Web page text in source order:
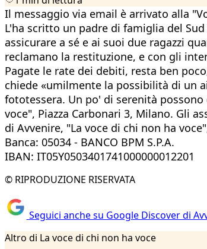
Il messaggio via email è arrivato alla
L'ha scritto un padre di famiglia del
assicurare a sé e ai suoi due ragazzi
reclamano la restituzione, e con gli
Pagate le rate dei debiti, resta ben
chiede «umilmente la possibilità di un
fototessera. Un po' di serenità
voce", Piazza Carbonari 3, Milano. Gli
di Avvenire, "La voce di chi non ha
Banca: 05034 - BANCO BPM S.P.A.
IBAN: IT05Y0503401741000000012201
© RIPRODUZIONE RISERVATA
Seguici anche su Google Discover di
Altro di La voce di chi non ha voce